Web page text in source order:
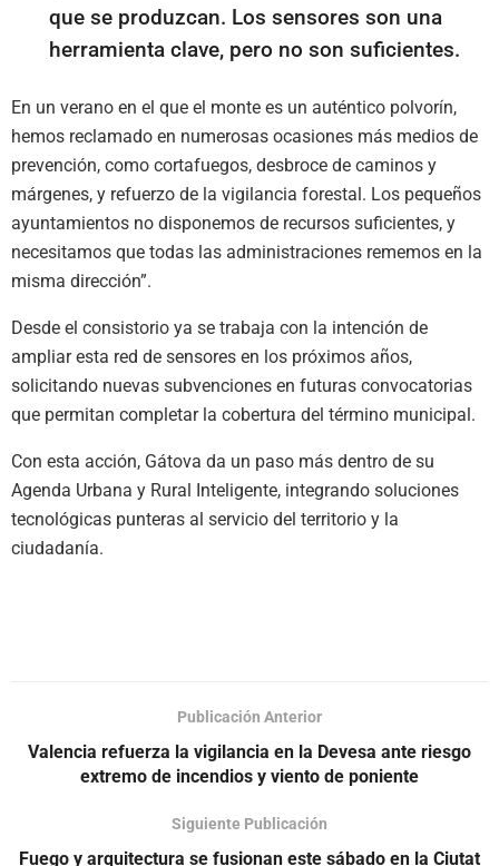
que se produzcan. Los sensores son una
herramienta clave, pero no son suficientes.
En un verano en el que el monte es un auténtico polvorín,
hemos reclamado en numerosas ocasiones más medios de
prevención, como cortafuegos, desbroce de caminos y
márgenes, y refuerzo de la vigilancia forestal. Los pequeños
ayuntamientos no disponemos de recursos suficientes, y
necesitamos que todas las administraciones rememos en la
misma dirección”.
Desde el consistorio ya se trabaja con la intención de
ampliar esta red de sensores en los próximos años,
solicitando nuevas subvenciones en futuras convocatorias
que permitan completar la cobertura del término municipal.
Con esta acción, Gátova da un paso más dentro de su
Agenda Urbana y Rural Inteligente, integrando soluciones
tecnológicas punteras al servicio del territorio y la
ciudadanía.
Publicación Anterior
Valencia refuerza la vigilancia en la Devesa ante riesgo
extremo de incendios y viento de poniente
Siguiente Publicación
Fuego y arquitectura se fusionan este sábado en la Ciutat